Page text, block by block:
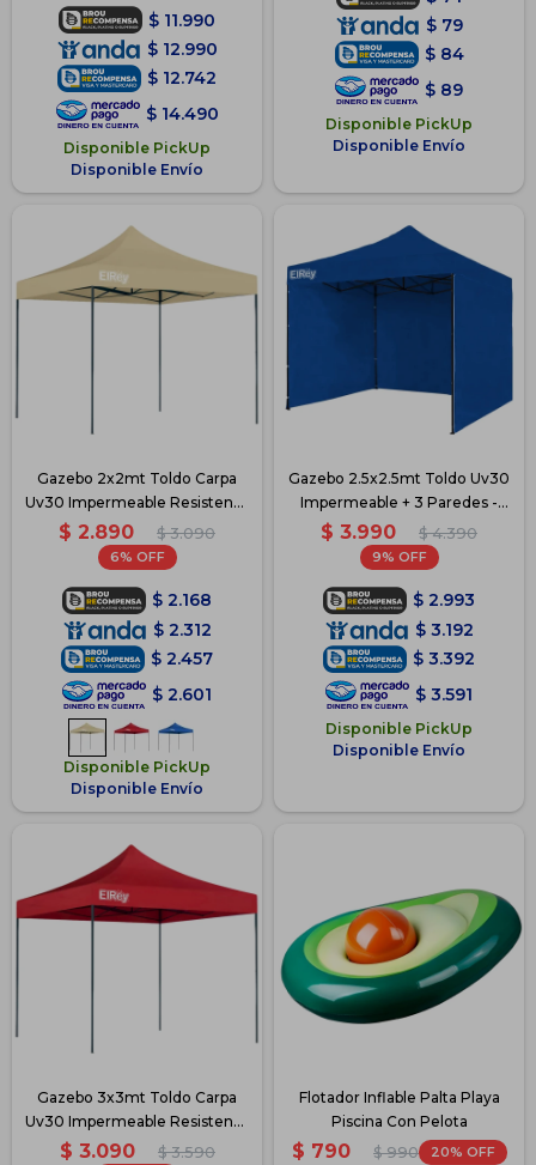
$ 11.990
$ 12.990
$ 12.742
$ 14.490
Disponible PickUp
Disponible Envío
$ 79
$ 84
$ 89
Disponible PickUp
Disponible Envío
Gazebo 2x2mt Toldo Carpa
Uv30 Impermeable Resistente
- Beige
$ 2.890 $ 3.090
6
$ 2.168
$ 2.312
$ 2.457
$ 2.601
Disponible PickUp
Disponible Envío
Gazebo 2.5x2.5mt Toldo Uv30
Impermeable + 3 Paredes -
Azul
$ 3.990 $ 4.390
9
$ 2.993
$ 3.192
$ 3.392
$ 3.591
Disponible PickUp
Disponible Envío
Gazebo 3x3mt Toldo Carpa
Uv30 Impermeable Resistente
- Rojo
$ 3.090 $ 3.590
Flotador Inflable Palta Playa
Piscina Con Pelota
$ 790 $ 990 20